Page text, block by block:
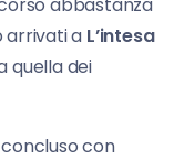
arrivati a L’intesa
quella dei
con